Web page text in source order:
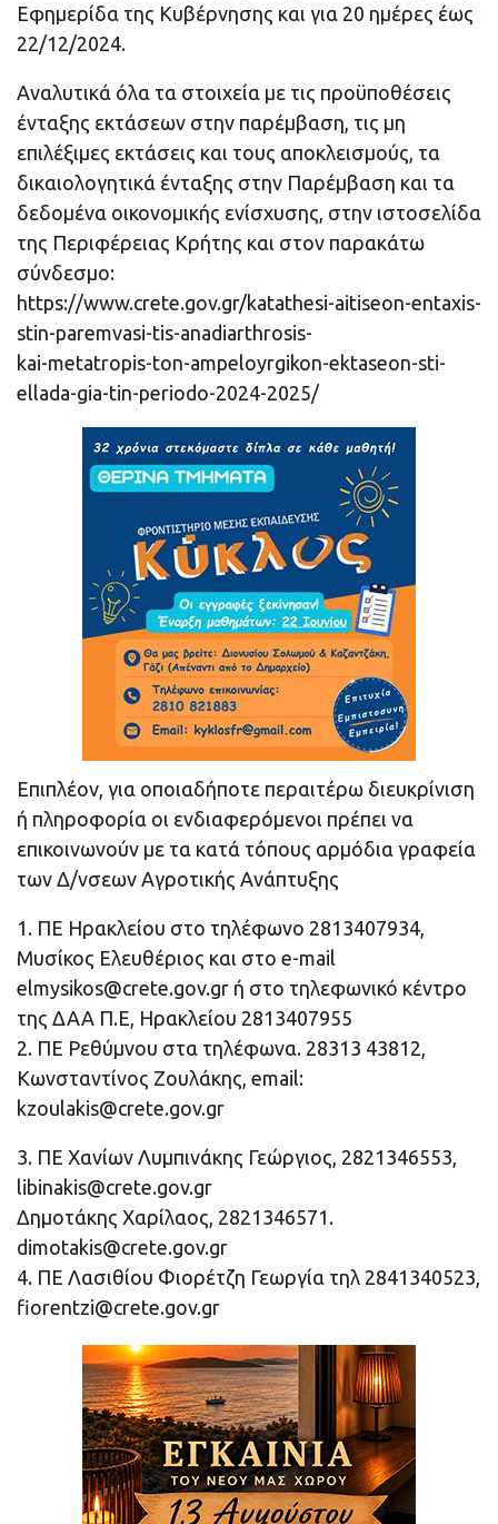
Εφημερίδα της Κυβέρνησης και για 20 ημέρες έως
22/12/2024.
Αναλυτικά όλα τα στοιχεία με τις προϋποθέσεις
ένταξης εκτάσεων στην παρέμβαση, τις μη
επιλέξιμες εκτάσεις και τους αποκλεισμούς, τα
δικαιολογητικά ένταξης στην Παρέμβαση και τα
δεδομένα οικονομικής ενίσχυσης, στην ιστοσελίδα
της Περιφέρειας Κρήτης και στον παρακάτω
σύνδεσμο:
https://www.crete.gov.gr/katathesi-aitiseon-entaxis-
stin-paremvasi-tis-anadiarthrosis-
kai-metatropis-ton-ampeloyrgikon-ektaseon-sti-
ellada-gia-tin-periodo-2024-2025/
Επιπλέον, για οποιαδήποτε περαιτέρω διευκρίνιση
ή πληροφορία οι ενδιαφερόμενοι πρέπει να
επικοινωνούν με τα κατά τόπους αρμόδια γραφεία
των Δ/νσεων Αγροτικής Ανάπτυξης
1. ΠΕ Ηρακλείου στο τηλέφωνο 2813407934,
Μυσίκος Ελευθέριος και στο e-mail
elmysikos@crete.gov.gr ή στο τηλεφωνικό κέντρο
της ΔΑΑ Π.Ε, Ηρακλείου 2813407955
2. ΠΕ Ρεθύμνου στα τηλέφωνα. 28313 43812,
Κωνσταντίνος Ζουλάκης, email:
kzoulakis@crete.gov.gr
3. ΠΕ Χανίων Λυμπινάκης Γεώργιος, 2821346553,
libinakis@crete.gov.gr
Δημοτάκης Χαρίλαος, 2821346571.
dimotakis@crete.gov.gr
4. ΠΕ Λασιθίου Φιορέτζη Γεωργία τηλ 2841340523,
fiorentzi@crete.gov.gr